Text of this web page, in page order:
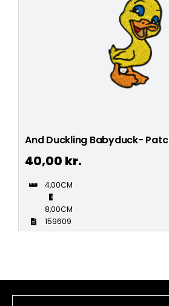
And Duckling Babyduck-
40,00 kr.
4,00CM
8,00CM
159609